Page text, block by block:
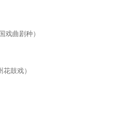
戏曲剧种）
鼓戏）